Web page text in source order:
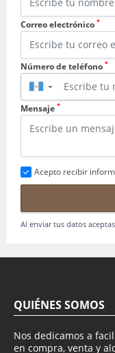
Correo electrónico *
Número de teléfono *
▼
Mensaje *
Acepto recibir
Al enviar tus datos
QUIÉNES SOMOS
Nos dedicamos a
en compra, venta y